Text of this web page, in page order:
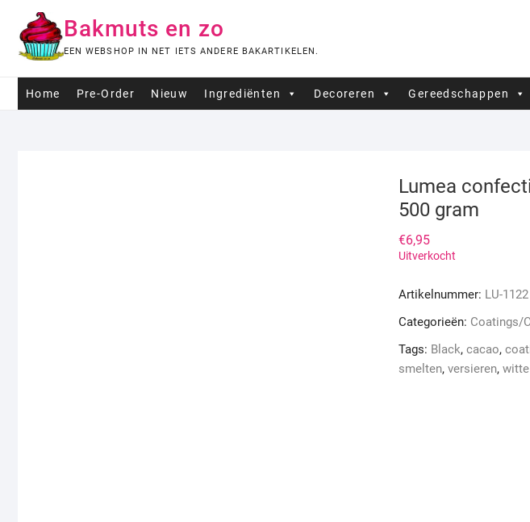
naar
Bakmuts en zo
EEN WEBSHOP IN NET IETS ANDERE BAKARTIKELEN.
Home Pre-Order Nieuw Ingrediënten Decoreren Gereedschappen
Lumea
500 gram
€6,95
Uitverkocht
Artikelnummer: LU-1122
Categorieën: Coatings/
Tags: Black, cacao,
smelten, versieren,